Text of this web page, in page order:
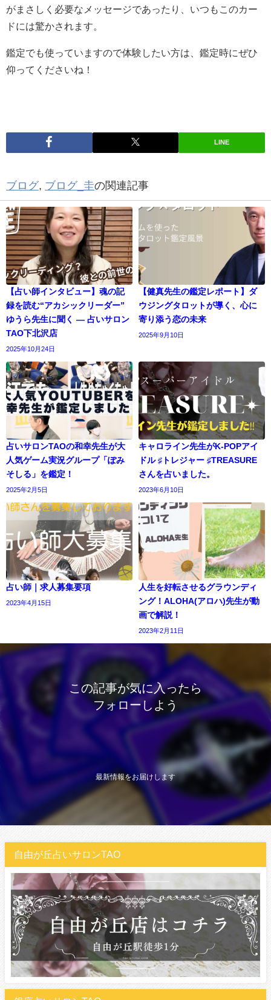
がまさしく必要なメッセージであったり、いつもこのカー
ドには驚かされます。
鑑定でも使っていますので体験したい方は、鑑定時にぜひ
仰ってくださいね！
LINE
ブログ, ブログ_圭の関連記事
【占い師インタビュー】魂の記
録を読む“アカシックリーダー”
ゆうら先生に聞く ― 占いサロン
TAO下北沢店
2025年10月24日
【健真先生の鑑定レポート】ダ
ウジングタロットが導く、心に
寄り添う恋の未来
2025年9月10日
占いサロンTAOの和幸先生が大
人気ゲーム実況グループ「ぽみ
そしる」を鑑定！
2025年2月5日
キャロライン先生がK-POPアイ
ドル ♯トレジャー ♯TREASURE
さんを占いました。
2023年6月10日
占い師｜求人募集要項
2023年4月15日
人生を好転させるグラウンディ
ング！ALOHA(アロハ)先生が動
画で解説！
2023年2月11日
この記事が気に入ったら
フォローしよう
最新情報をお届けします
自由が丘占いサロンTAO